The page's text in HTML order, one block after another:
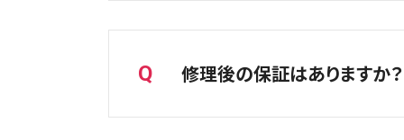
A
修理完了後にお支払いをお願いして
また、郵送修理やご希望される場
承ください。
Q 修理後の保証はありますか？